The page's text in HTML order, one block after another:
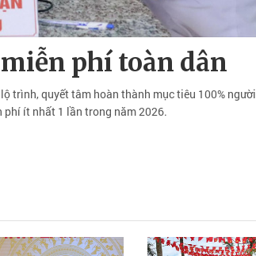
phí toàn dân
trình, quyết tâm hoàn thành mục tiêu 100% người
phí ít nhất 1 lần trong năm 2026.